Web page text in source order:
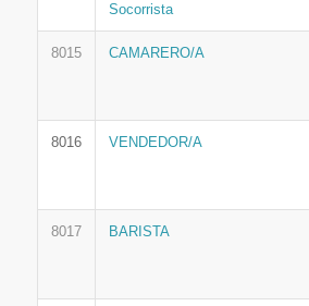
Socorrista
8015 CAMARERO/A
8016 VENDEDOR/A
8017 BARISTA